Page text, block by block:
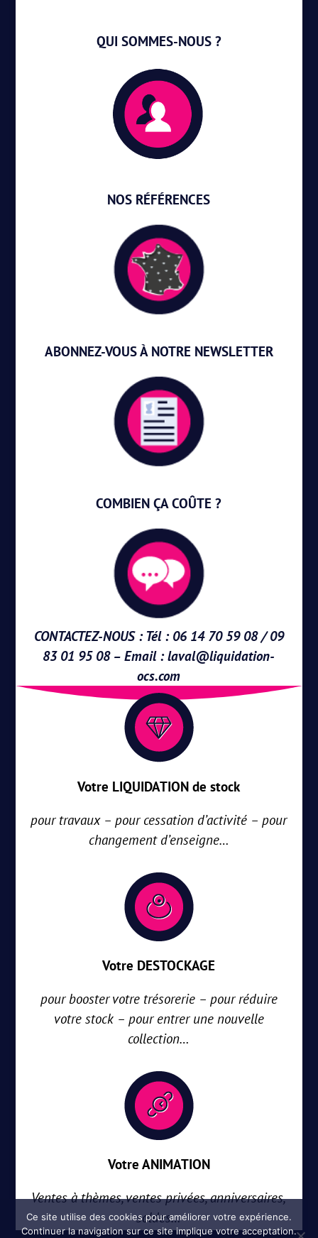
QUI SOMMES-NOUS ?
NOS RÉFÉRENCES
ABONNEZ-VOUS À NOTRE NEWSLETTER
COMBIEN ÇA COÛTE ?
CONTACTEZ-NOUS : Tél : 06 14 70 59 08 / 09
83 01 95 08 – Email :laval@liquidation-
ocs.com
Votre LIQUIDATION de stock
pour travaux – pour cessation d’activité – pour
changement d’enseigne…
Votre DESTOCKAGE
pour booster votre trésorerie – pour réduire
votre stock – pour entrer une nouvelle
collection…
Votre ANIMATION
Ventes à thèmes, ventes privées, anniversaires,
soldes…
Ce site utilise des cookies pour améliorer votre expérience.
Continuer la navigation sur ce site implique votre acceptation.